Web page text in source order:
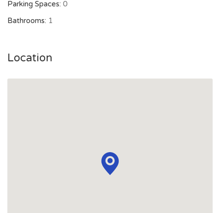
Parking Spaces: 0
Bathrooms: 1
Location